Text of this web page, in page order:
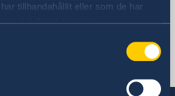
tillhandahållit eller som de har
använt deras tjänster.